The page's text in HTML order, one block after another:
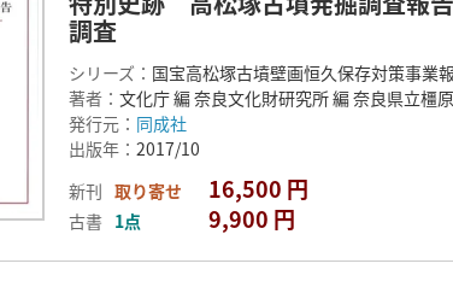
調査
シリーズ： 国宝高松塚古墳壁画恒久保存対策事業
著者： 文化庁 編 奈良文化財研究所 編 奈良県立橿
発行元： 同成社
出版年： 2017/10
新刊 取り寄せ 16,500 円
古書 1点 9,900 円